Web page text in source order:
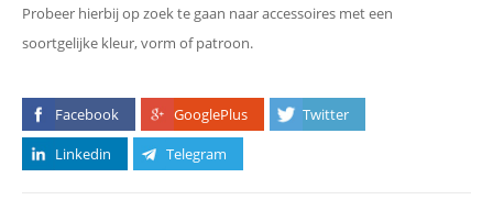
Probeer hierbij op zoek te gaan naar accessoires met een
soortgelijke kleur, vorm of patroon.
Facebook GooglePlus
Twitter
Linkedin
Telegram